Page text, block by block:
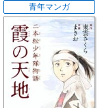
青年マンガ